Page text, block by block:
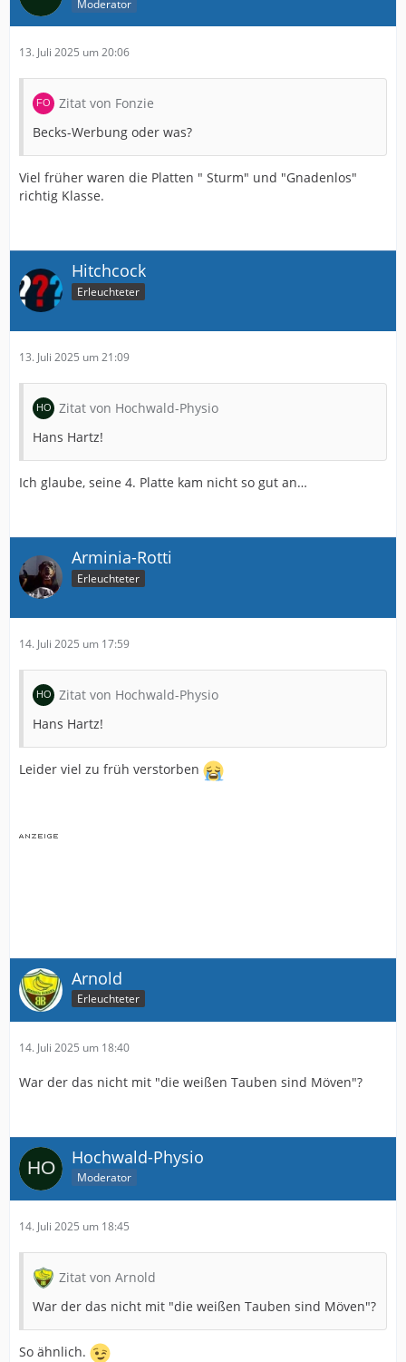
Moderator
13. Juli 2025 um 20:06
Zitat von Fonzie
Becks-Werbung oder was?
Viel früher waren die Platten " Sturm" und "Gnadenlos"
richtig Klasse.
Hitchcock
Erleuchteter
13. Juli 2025 um 21:09
Zitat von Hochwald-Physio
Hans Hartz!
Ich glaube, seine 4. Platte kam nicht so gut an…
Arminia-Rotti
Erleuchteter
14. Juli 2025 um 17:59
Zitat von Hochwald-Physio
Hans Hartz!
Leider viel zu früh verstorben
Arnold
Erleuchteter
14. Juli 2025 um 18:40
War der das nicht mit "die weißen Tauben sind Möven"?
Hochwald-Physio
Moderator
14. Juli 2025 um 18:45
Zitat von Arnold
War der das nicht mit "die weißen Tauben sind Möven"?
So ähnlich.